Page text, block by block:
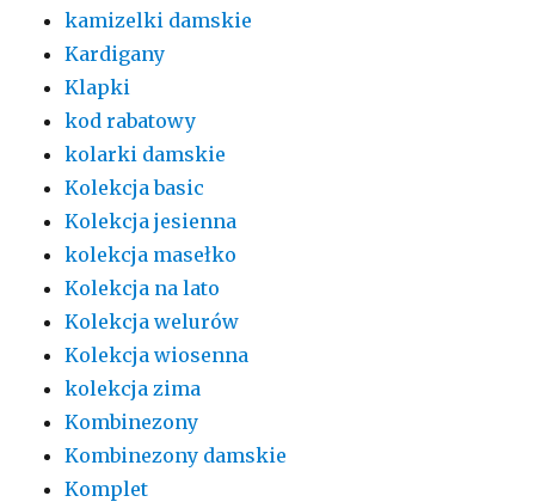
kamizelki damskie
Kardigany
Klapki
kod rabatowy
kolarki damskie
Kolekcja basic
Kolekcja jesienna
kolekcja masełko
Kolekcja na lato
Kolekcja welurów
Kolekcja wiosenna
kolekcja zima
Kombinezony
Kombinezony damskie
Komplet